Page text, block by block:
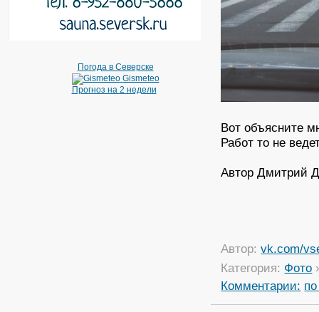
Погода в Северске
Gismeteo
Прогноз на 2 недели
Вот объясните
Работ то не
Автор Дмитрий
Автор:vk.com/
Категория: Фото
Комментарии: